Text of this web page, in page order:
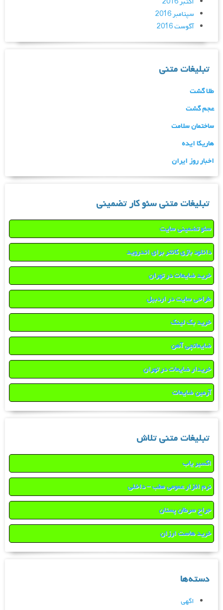
سپتامبر 2016
آگوست 2016
تبلیغات متنی
طلا گشت
عجم گشت
ساختمان سلامت
هاریکا ایده
اخبار روز ایران
تبلیغات متنی سئو کار تضمینی
سئو تضمینی سایت
دانلود بازی کانتر برای اندروید
خرید ضایعات در تهران
طراحی سایت در اردبیل
خرید بک لینک
ضایعاتچی آهن
خریدار ضایعات در تهران
آرمین ضایعات
تبلیغات متنی تلاش
اکسیر یاب
نرم افزار عمومی مطب – داخلی
جراح سرطان پستان
خرید هاست ارزان
دسته‌ها
اگهی